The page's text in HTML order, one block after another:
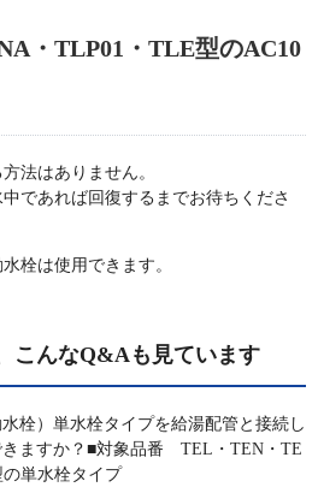
・TLP01・TLE型のAC10
法はありません。
であれば回復するまでお待ちくださ
栓は使用できます。
こんなQ&Aも見ています
栓）単水栓タイプを給湯配管と接続し
きますか？■対象品番 TEL・TEN・TE
単水栓タイプ